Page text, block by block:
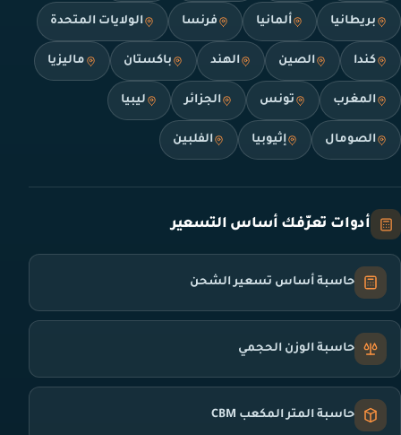
بريطانيا ألمانيا فرنسا الولايات المتحدة
كندا الصين الهند باكستان ماليزيا
المغرب تونس الجزائر ليبيا
الصومال إثيوبيا الفلبين
أدوات تعرّفك أساس التسعير
حاسبة أساس تسعير الشحن
حاسبة الوزن الحجمي
حاسبة المتر المكعب CBM